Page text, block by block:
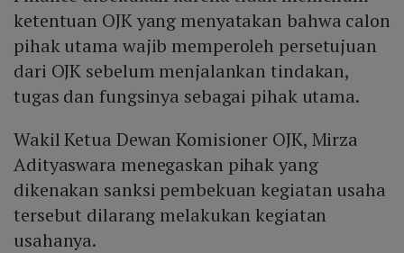
ketentuan OJK yang menyatakan bahwa calon
pihak utama wajib memperoleh persetujuan
dari OJK sebelum menjalankan tindakan,
tugas dan fungsinya sebagai pihak utama.
Wakil Ketua Dewan Komisioner OJK, Mirza
Adityaswara menegaskan pihak yang
dikenakan sanksi pembekuan kegiatan usaha
tersebut dilarang melakukan kegiatan
usahanya.